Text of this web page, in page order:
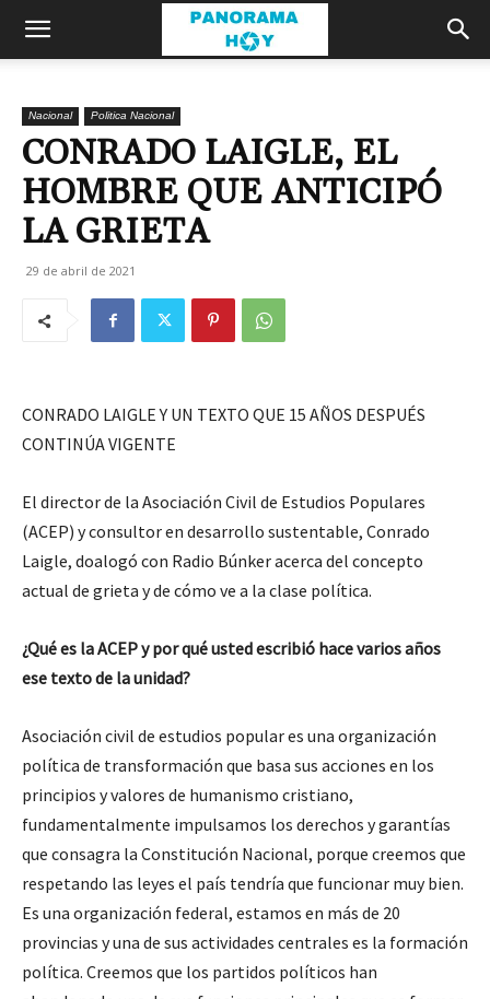
Nacional Politica Nacional
CONRADO LAIGLE, EL
HOMBRE QUE ANTICIPÓ
LA GRIETA
29 de abril de 2021
CONRADO LAIGLE Y UN TEXTO QUE 15 AÑOS DESPUÉS
CONTINÚA VIGENTE
El director de la Asociación Civil de Estudios Populares
(ACEP) y consultor en desarrollo sustentable, Conrado
Laigle, doalogó con Radio Búnker acerca del concepto
actual de grieta y de cómo ve a la clase política.
¿Qué es la ACEP y por qué usted escribió hace varios años
ese texto de la unidad?
Asociación civil de estudios popular es una organización
política de transformación que basa sus acciones en los
principios y valores de humanismo cristiano,
fundamentalmente impulsamos los derechos y garantías
que consagra la Constitución Nacional, porque creemos que
respetando las leyes el país tendría que funcionar muy bien.
Es una organización federal, estamos en más de 20
provincias y una de sus actividades centrales es la formación
política. Creemos que los partidos políticos han